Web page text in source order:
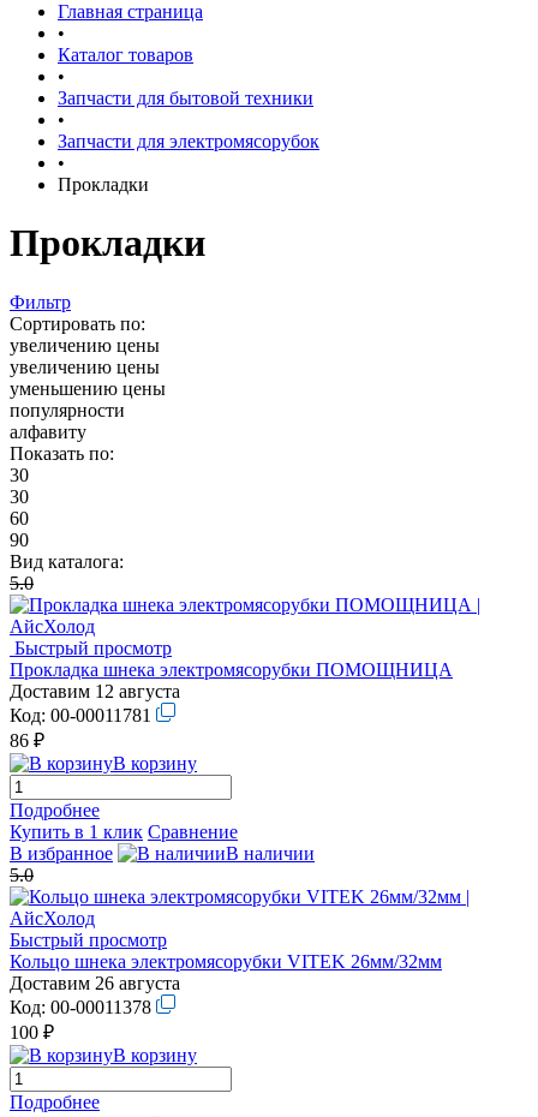
Главная страница
•
Каталог товаров
•
Запчасти для бытовой техники
•
Запчасти для электромясорубок
•
Прокладки
Прокладки
Фильтр
Сортировать по:
увеличению цены
увеличению цены
уменьшению цены
популярности
алфавиту
Показать по:
30
30
60
90
Вид каталога:
5.0
Быстрый просмотр
Прокладка шнека электромясорубки ПОМОЩНИЦА
Доставим 12 августа
Код: 00-00011781
86 ₽
В корзину
Подробнее
Купить в 1 клик Сравнение
В избранное
В наличии
5.0
Быстрый просмотр
Кольцо шнека электромясорубки VITEK 26мм/32мм
Доставим 26 августа
Код: 00-00011378
100 ₽
В корзину
Подробнее